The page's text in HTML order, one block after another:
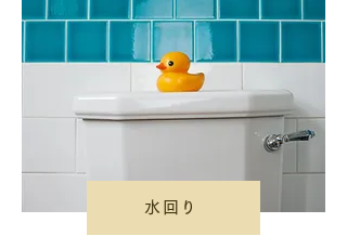
水回り